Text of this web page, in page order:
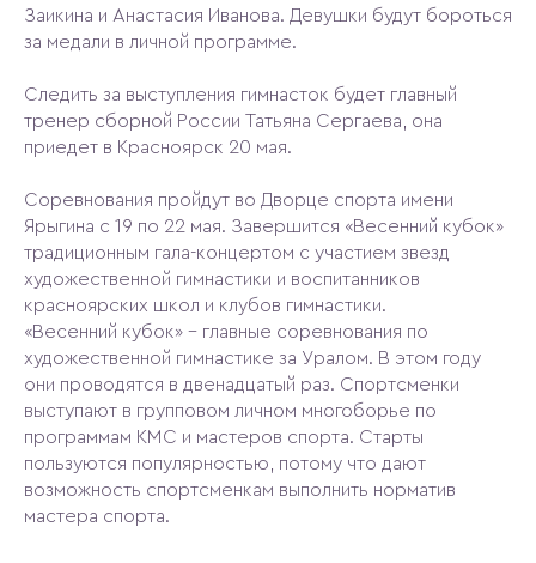
Заикина и Анастасия Иванова. Девушки будут бороться
за медали в личной программе.
Следить за выступления гимнасток будет главный
тренер сборной России Татьяна Сергаева, она
приедет в Красноярск 20 мая.
Соревнования пройдут во Дворце спорта имени
Ярыгина с 19 по 22 мая. Завершится «Весенний кубок»
традиционным гала-концертом с участием звезд
художественной гимнастики и воспитанников
красноярских школ и клубов гимнастики.
«Весенний кубок» – главные соревнования по
художественной гимнастике за Уралом. В этом году
они проводятся в двенадцатый раз. Спортсменки
выступают в групповом личном многоборье по
программам КМС и мастеров спорта. Старты
пользуются популярностью, потому что дают
возможность спортсменкам выполнить норматив
мастера спорта.